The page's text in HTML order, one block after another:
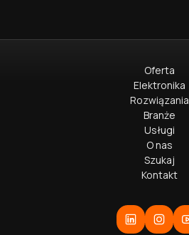
Oferta
Elektronika
Rozwiązania
Branże
Usługi
O nas
Szukaj
Kontakt